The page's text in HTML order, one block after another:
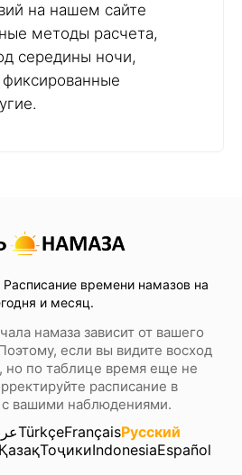
на нашем сайте
методы расчета,
середины ночи,
времени намазов на
и месяц.
намаза зависит от вашего
если вы видите восход
но по таблице время еще не
расписание в
с вашими наблюдениями.
TürkçeFrançaisРусский
ҚазақТоҷикиIndonesiaEspañol